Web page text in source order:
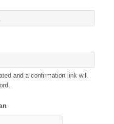
and a confirmation link will